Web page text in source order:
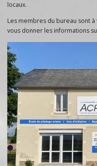
locaux.
Les membres du bureau sont
vous donner les informations